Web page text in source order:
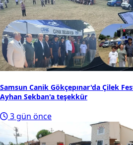
Samsun Canik Gökçepınar'da Çilek
Ayhan Sekban'a teşekkür
3 gün önce